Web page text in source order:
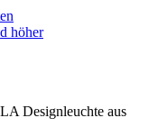
höher
Designleuchte aus